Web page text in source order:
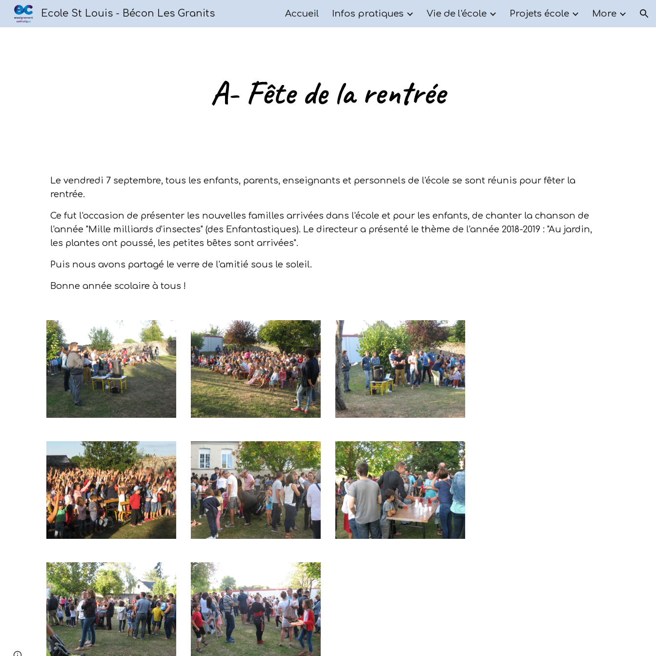
Skip to main content Skip to navigation
Ecole St Louis - Bécon Les Granits Accueil Infos pratiques Vie de l'école Projets école More
A- Fête de la rentrée
Le vendredi 7 septembre, tous les enfants, parents, enseignants et personnels de l'école se sont réunis pour fêter la
rentrée.
Ce fut l'occasion de présenter les nouvelles familles arrivées dans l'école et pour les enfants, de chanter la chanson de
l'année "Mille milliards d'insectes" (des Enfantastiques). Le directeur a présenté le thème de l'année 2018-2019 : "Au jardin,
les plantes ont poussé, les petites bêtes sont arrivées".
Puis nous avons partagé le verre de l'amitié sous le soleil.
Bonne année scolaire à tous !